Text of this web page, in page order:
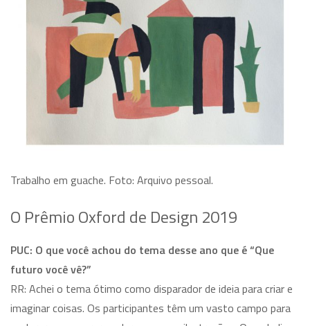
Trabalho em guache. Foto: Arquivo pessoal.
O Prêmio Oxford de Design 2019
PUC: O que você achou do tema desse ano que é “Que
futuro você vê?”
RR: Achei o tema ótimo como disparador de ideia para criar e
imaginar coisas. Os participantes têm um vasto campo para